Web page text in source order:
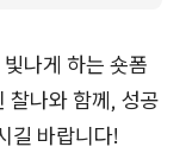
나게 하는 숏폼
찰나와 함께, 성공
길 바랍니다!